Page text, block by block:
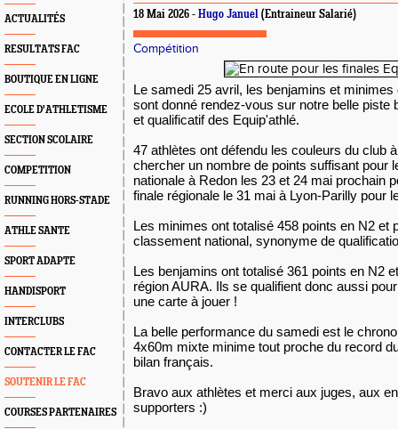
ACTUALITÉS
RESULTATS FAC
BOUTIQUE EN LIGNE
ECOLE D'ATHLETISME
SECTION SCOLAIRE
COMPETITION
RUNNING HORS-STADE
ATHLE SANTE
SPORT ADAPTE
HANDISPORT
INTERCLUBS
CONTACTER LE FAC
SOUTENIR LE FAC
COURSES PARTENAIRES
18 Mai 2026 - Hugo Januel (Entraineur Salarié)
Compétition
Le samedi 25 avril, les benjamins et
sont donné rendez-vous sur notre belle piste
et qualificatif des Equip'athlé.
47 athlètes ont défendu les couleurs du club
chercher un nombre de points suffisant pour
nationale à Redon les 23 et 24 mai prochain
finale régionale le 31 mai à Lyon-Parilly pour
Les minimes ont totalisé 458 points en N2 et
classement national, synonyme de
Les benjamins ont totalisé 361 points en N2
région AURA. Ils se qualifient donc aussi
une carte à jouer !
La belle performance du samedi est le
4x60m mixte minime tout proche du record
bilan français.
Bravo aux athlètes et merci aux juges, aux
supporters :)